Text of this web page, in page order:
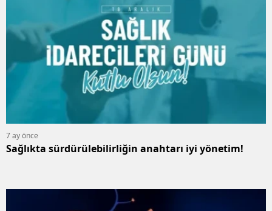
7 ay önce
Sağlıkta sürdürülebilirliğin anahtarı iyi yönetim!